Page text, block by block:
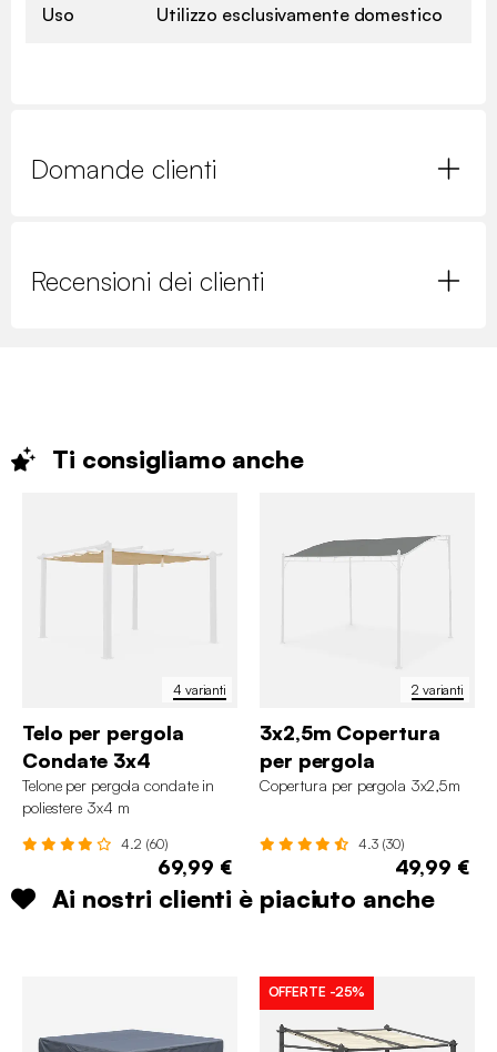
Uso Utilizzo esclusivamente domestico
Domande clienti
Recensioni dei clienti
Ti consigliamo anche
4 varianti
Telo per pergola
Condate 3x4
Telone per pergola condate in
poliestere 3x4 m
4.2 (60)
69,99 €
2 varianti
3x2,5m Copertura
per pergola
Copertura per pergola 3x2,5m
4.3 (30)
49,99 €
Ai nostri clienti è piaciuto anche
OFFERTE -25%